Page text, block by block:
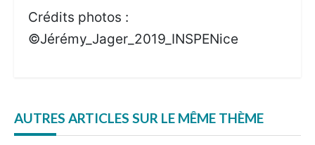
Crédits photos :
©Jérémy_Jager_2019_INSPENice
AUTRES ARTICLES SUR LE MÊME THÈME